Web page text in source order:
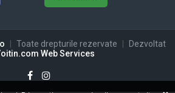
| Toate drepturile rezervate |
Dezvoltat
Web Services